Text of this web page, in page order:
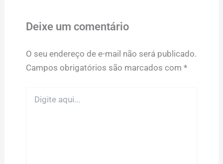
Deixe um comentário
O seu endereço de e-mail não será publicado.
Campos obrigatórios são marcados com *
aqui...